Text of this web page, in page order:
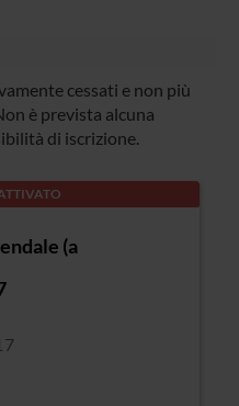
cessati e non più
è prevista alcuna
di iscrizione.
(a